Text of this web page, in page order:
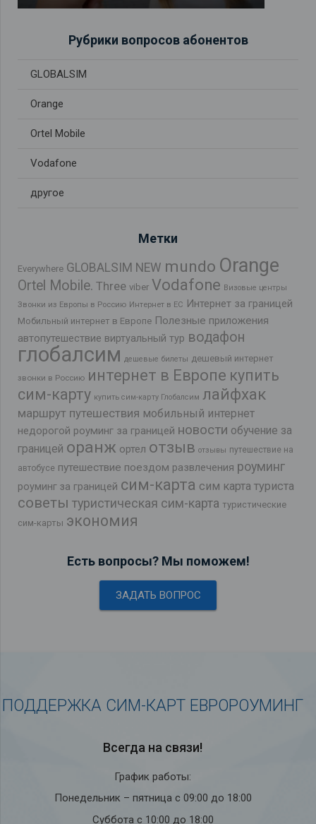
Рубрики вопросов абонентов
GLOBALSIM
Orange
Ortel Mobile
Vodafone
другое
Метки
Everywhere GLOBALSIM NEW mundo Orange
Ortel Mobile. Three viber Vodafone Визовые центры
Звонки из Европы в Россию Интернет в ЕС Интернет за границей
Мобильный интернет в Европе Полезные приложения
автопутешествие виртуальный тур водафон
глобалсим дешевые билеты дешевый интернет
звонки в Россию интернет в Европе купить
сим-карту купить сим-карту Глобалсим лайфхак
маршрут путешествия мобильный интернет
недорогой роуминг за границей новости обучение за
границей оранж ортел отзыв отзывы путешествие на
автобусе путешествие поездом развлечения роуминг
роуминг за границей сим-карта сим карта туриста
советы туристическая сим-карта туристические
сим-карты экономия
Есть вопросы? Мы поможем!
ЗАДАТЬ ВОПРОС
ПОДДЕРЖКА СИМ-КАРТ ЕВРОРОУМИНГ
Всегда на связи!
График работы:
Понедельник – пятница с 09:00 до 18:00
Суббота с 10:00 до 18:00